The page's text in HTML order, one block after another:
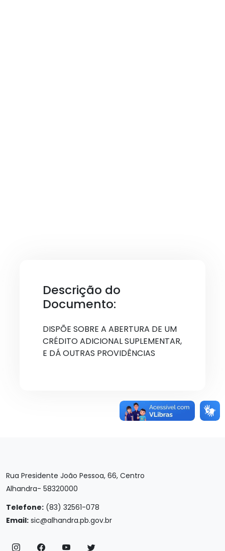
Descrição do
Documento:
DISPÕE SOBRE A ABERTURA DE UM
CRÉDITO ADICIONAL SUPLEMENTAR,
E DÁ OUTRAS PROVIDÊNCIAS
Rua Presidente João Pessoa, 66, Centro
Alhandra- 58320000
Telefone: (83) 32561-078
Email: sic@alhandra.pb.gov.br